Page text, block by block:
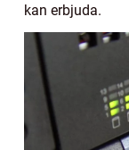
kan erbjuda.